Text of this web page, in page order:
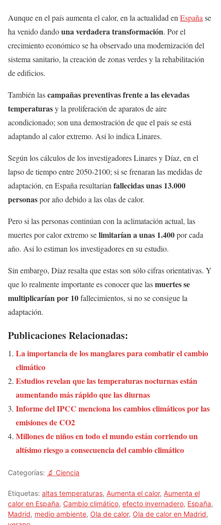
Aunque en el país aumenta el calor, en la actualidad en España se
ha venido dandouna verdadera transformación. Por el
crecimiento económico se ha observado una modernización del
sistema sanitario, la creación de zonas verdes y la rehabilitación
de edificios.
También lascampañas preventivas frente a las elevadas
temperaturasy la proliferación de aparatos de aire
acondicionado; son una demostración de que el país se está
adaptando al calor extremo. Así lo indica Linares.
Según los cálculos de los investigadores Linares y Díaz, en el
lapso de tiempo entre 2050-2100; si se frenaran las medidas de
adaptación, en España resultarían fallecidas unas 13.000
personaspor año debido a las olas de calor.
Pero si las personas continúan con la aclimatación actual, las
muertes por calor extremo selimitarían a unas 1.400por cada
año. Así lo estiman los investigadores en su estudio.
Sin embargo, Díaz resalta que estas son sólo cifras orientativas. Y
que lo realmente importante es conocer que lasmuertes se
multiplicarían por 10fallecimientos, si no se consigue la
adaptación.
Publicaciones Relacionadas:
La importancia de los manglares para combatir el cambio
climático
Estudios revelan que las temperaturas nocturnas están
aumentando más rápido que las diurnas
Informe del IPCC menciona los cambios climáticos por las
emisiones de CO2
Millones de niños en todo el mundo están corriendo un
altísimo riesgo a consecuencia del cambio climático
Categorías: 🔬 Ciencia
Etiquetas: altas temperaturas, Aumenta el calor, Aumenta el
calor en España, Cambio climático, efecto invernadero, España,
Madrid, medio ambiente, Ola de calor, Ola de calor en Madrid,